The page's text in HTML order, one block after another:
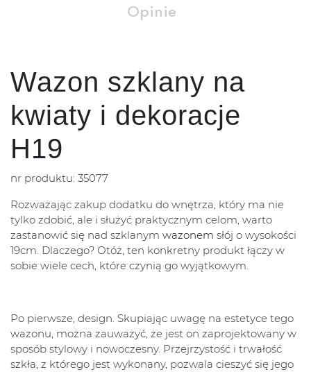
Opinie
Wazon szklany na
kwiaty i dekoracje
H19
nr produktu: 35077
Rozważając zakup dodatku do wnętrza, który ma nie
tylko zdobić, ale i służyć praktycznym celom, warto
zastanowić się nad szklanym wazonem słój o wysokości
19cm. Dlaczego? Otóż, ten konkretny produkt łączy w
sobie wiele cech, które czynią go wyjątkowym.
Po pierwsze, design. Skupiając uwagę na estetyce tego
wazonu, można zauważyć, że jest on zaprojektowany w
sposób stylowy i nowoczesny. Przejrzystość i trwałość
szkła, z którego jest wykonany, pozwala cieszyć się jego